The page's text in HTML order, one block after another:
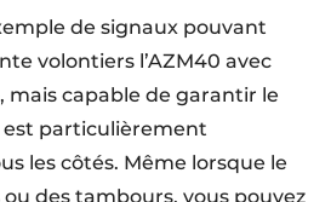
de signaux pouvant
volontiers l’AZM40 avec
mais capable de garantir le
est particulièrement
les côtés. Même lorsque le
des tambours, vous pouvez